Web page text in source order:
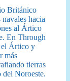
Británico
hacia
al Ártico
En Through
el Ártico y
más
tierras
del Noroeste.